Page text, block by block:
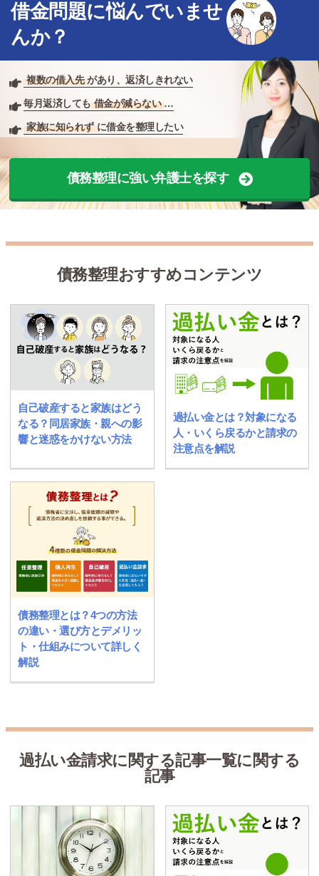
借金問題に悩んでいませ
んか？
複数の借入先 があり、返済しきれない
毎月返済しても 借金が減らない …
家族に知られず に借金を整理したい
債務整理に強い弁護士を探す
債務整理おすすめコンテンツ
自己破産すると家族はどう
なる？同居家族・親への影
響と迷惑をかけない方法
過払い金とは？対象になる
人・いくら戻るかと請求の
注意点を解説
債務整理とは？4つの方法
の違い・選び方とデメリッ
ト・仕組みについて詳しく
解説
過払い金請求に関する記事一覧に関する
記事